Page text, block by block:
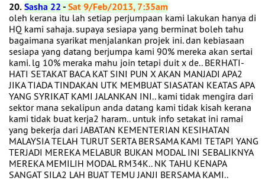
20.Sasha 22-Sat 9/Feb/2013, 7:35am
oleh kerana itu lah setiap perjumpaan kami lakukan hanya di
HQ kami sahaja. supaya sesiapa yang berminat boleh tahu
bagaimana syarikat menjalankan projek ini. dan kebiasaan
sesiapa yang datang berjumpa kami 90% mereka akan sertai
kami. lg 10% meraka mahu join tetapi duit x de.. BERHATI-
HATI SETAKAT BACA KAT SINI PUN X AKAN MANJADI APA2
JIKA TIADA TINDAKAN UTK MEMBUAT SIASATAN KEATAS APA
YANG SYRIKAT KAMI JALANKAN INI.. kami tidak mengira dari
sektor mana sekalipun anda datang kami tidak kisah kerana
kami tidak buat kerja2 haram.. untuk info setakat ini ramai
yang bekerja dari JABATAN KEMENTERIAN KESIHATAN
MALAYSIA TELAH TURUT SERTA BERSAMA KAMI TETAPI YANG
TERJADI MEREKA MELABUR BUKAN MODAL INI SEBALIKNYA
MEREKA MEMILIH MODAL RM34K.. NK TAHU KENAPA
SANGAT SILA2 LAH BUAT TEMU JANJI BERSAMA KAMI..